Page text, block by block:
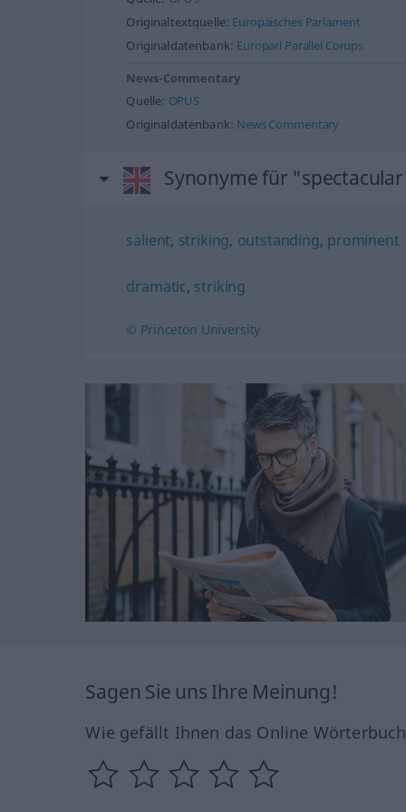
Originaltextquelle: Europäisches Parlament
Originaldatenbank: Europarl Parallel Corups
News-Commentary
Quelle: OPUS
Originaldatenbank: News Commentary
Synonyme für
salient, striking, outstanding, prominent
dramatic, striking
© Princeton University
Sagen Sie uns Ihre Meinung!
Wie gefällt Ihnen das Online